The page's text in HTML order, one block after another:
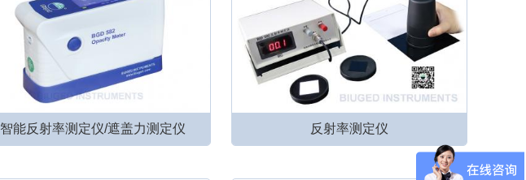
智能反射率测定仪/遮盖力测定仪 反射率测定仪